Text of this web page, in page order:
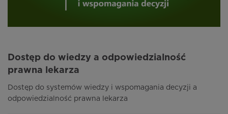
Dostęp do wiedzy a odpowiedzialność
prawna lekarza
Dostęp do systemów wiedzy i wspomagania decyzji a
odpowiedzialność prawna lekarza